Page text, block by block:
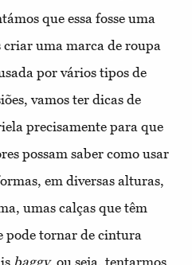
que essa fosse uma
criar uma marca de roupa
por vários tipos de
vamos ter dicas de
precisamente para que
possam saber como usar
em diversas alturas,
umas calças que têm
pode tornar de cintura
baggy, ou seja, tentarmos